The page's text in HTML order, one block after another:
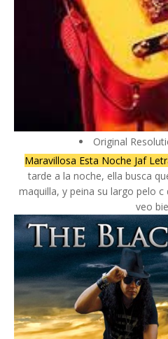
Original
Maravillosa Esta Noche Jaf
tarde a la noche, ella busca
maquilla, y peina su largo pelo
veo